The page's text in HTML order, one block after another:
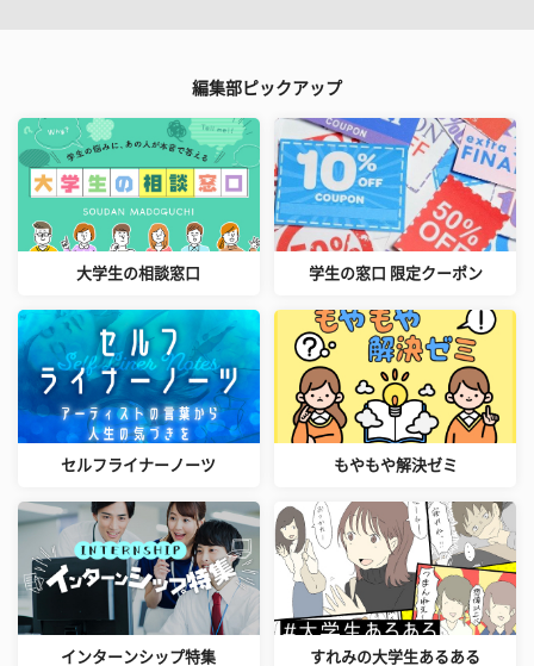
編集部ピックアップ
大学生の相談窓口 学生の窓口 限定クーポン
セルフライナーノーツ もやもや解決ゼミ
インターンシップ特集 すれみの大学生あるある